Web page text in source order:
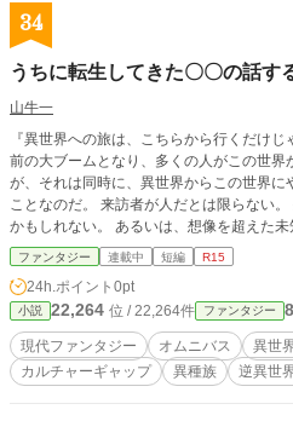
34
うちに転生してきた〇〇の話す
山牛一
『異世界への旅は、こちらから行くだけじゃない……
前の大ブームとなり、多くの人がこの世
が、それは同時に、異世界からこの世界に
ことなのだ。 来訪者が人だとは限らない。 生き物かもしれない。 不思議な道具
かもしれない。 あるいは、想像を超えた未知な
者が。 美しい人魚が。 イケメンのエルフが。 恐
らが突然目の前に現れたとしたら。 ――あなたは、どうする？どうなる！？ ☆
単話完結が基本のオムニバスです。 ☆軽
時点では最大でR15のお話のみです。
ファンタジー 連載中 短編 R15
24h.ポイント 0pt
小説 22,264 位 / 22,264件 ファンタジー
現代ファンタジー オムニバス 異世
カルチャーギャップ
異種族 逆異世